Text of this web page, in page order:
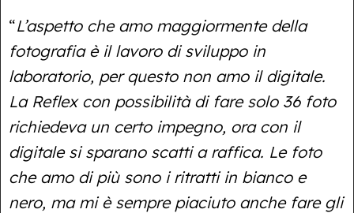
“L’aspetto che amo maggiormente della
fotografia è il lavoro di sviluppo in
laboratorio, per questo non amo il digitale.
La Reflex con possibilità di fare solo 36 foto
richiedeva un certo impegno, ora con il
digitale si sparano scatti a raffica. Le foto
che amo di più sono i ritratti in bianco e
nero, ma mi è sempre piaciuto anche fare gli